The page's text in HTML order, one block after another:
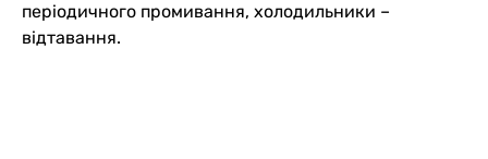
періодичного промивання, холодильники –
відтавання.